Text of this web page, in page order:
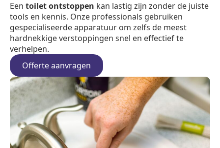
Een toilet ontstoppen kan lastig zijn zonder de juiste
tools en kennis. Onze professionals gebruiken
gespecialiseerde apparatuur om zelfs de meest
hardnekkige verstoppingen snel en effectief te
verhelpen.
Offerte aanvragen